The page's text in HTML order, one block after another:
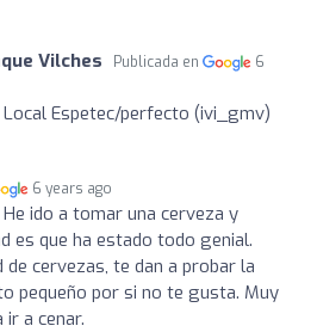
Vilches Publicada en
6
Local Espetec/perfecto (ivi_gmv)
6 years ago
He ido a tomar una cerveza y
es que ha estado todo genial.
de cervezas, te dan a probar la
pequeño por si no te gusta. Muy
ir a cenar.